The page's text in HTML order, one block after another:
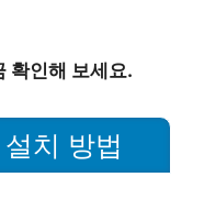
확인해 보세요.
치 방법